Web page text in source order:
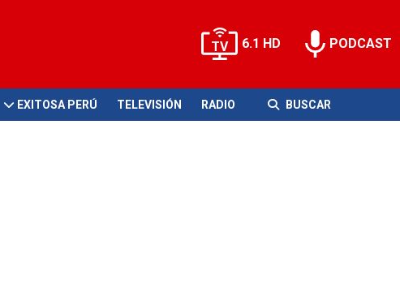
6.1 HD PODCAST
EXITOSA PERÚ TELEVISIÓN RADIO BUSCAR